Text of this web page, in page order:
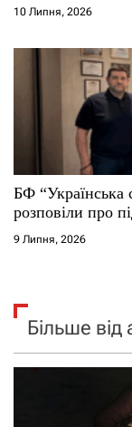
10 Липня, 2026
БФ
розповіли про
9 Липня, 2026
Більше від